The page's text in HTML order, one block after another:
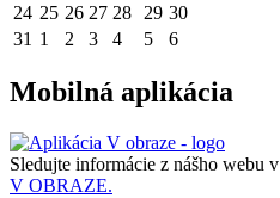
24 25 26 27 28 29 30
31 1 2 3 4 5 6
Mobilná aplikácia
Sledujte informácie z nášho webu v
V OBRAZE.